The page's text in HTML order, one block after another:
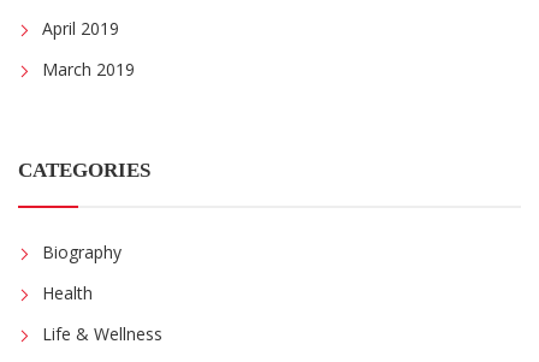
April 2019
March 2019
CATEGORIES
Biography
Health
Life & Wellness